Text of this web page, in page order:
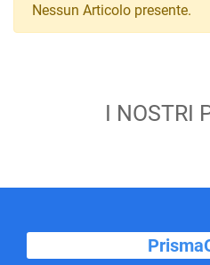
Nessun Articolo presente.
I NOSTRI